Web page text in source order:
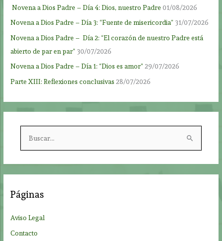
Novena a Dios Padre – Día 4: Dios, nuestro Padre 01/08/2026
Novena a Dios Padre – Día 3: “Fuente de misericordia” 31/07/2026
Novena a Dios Padre – Día 2: “El corazón de nuestro Padre está
abierto de par en par” 30/07/2026
Novena a Dios Padre – Día 1: “Dios es amor” 29/07/2026
Parte XIII: Reflexiones conclusivas 28/07/2026
r
Páginas
Aviso Legal
Contacto